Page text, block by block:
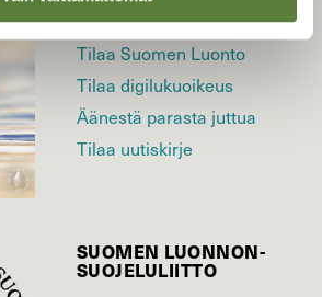
Uusin lehti
Tilaa Suomen Luonto
Tilaa digilukuoikeus
Äänestä parasta juttua
Tilaa uutiskirje
SUOMEN LUONNON­
SUOJELU­LIITTO